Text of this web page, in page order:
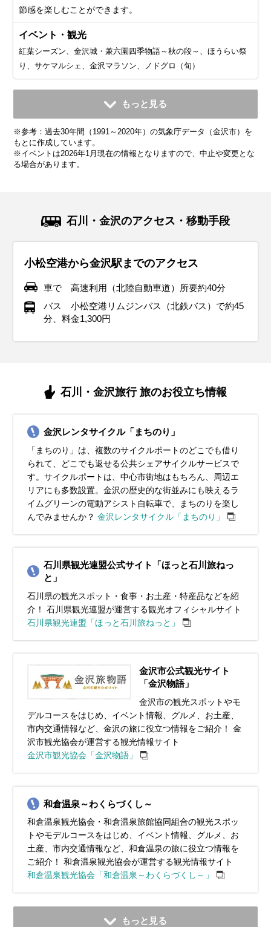
節感を楽しむことができます。
イベント・観光
紅葉シーズン、金沢城・兼六園四季物語～秋の段～、ほうらい祭
り、サケマルシェ、金沢マラソン、ノドグロ（旬）
11月
平均気温・降水量
11.9℃ 250.8mm
気候・服装
11月の金沢は紅葉が見頃を迎え、秋らしい景色が広がる季節
ジャケットがぴったりで、インナーにはセーターやタートル
ネックを合わせて体をしっかり温めましょう。足元にはブー
ツを選んで、寒さから守りながら観光中も快適に過ごせま
す。観光地では冷えを感じることもあるので、ストールや手
袋を携帯しておくと安心です。秋の北陸地方ならではの美し
い庭園や茶屋街を訪れる際には、季節感を意識したスタイリ
紅葉シーズン、かに漁解禁、兼六園の雪吊り、金沢城・兼六園四
季物語～秋の段～、加賀友禅まつり、輪島かにまつり、近江町市
場かにまつり、香箱ガニ（漁期）、加能ガニ（漁期）、寒ブリ
（旬）、ノドグロ（旬）
12月
平均気温・降水量
6.8℃ 301.1mm
気候・服装
12月の金沢は冬本番。平均気温は8℃前後で、最低気温が0℃
テックやフリース素材を取り入れると、寒い日でも快適に過
ごせます。手袋やマフラー、帽子などの防寒小物も忘れずに
準備してください。降雪がある場合には、防水性の高いブー
ツと滑りにくいソールを選ぶことが大切です。冬のイルミネ
ーションや伝統的な年末行事を楽しむためには、温かさと動
きやすさを兼ね備えた服装がポイントです。
ト、土塀こも掛け作業、香箱ガニ（漁期）、加能ガニ（漁期）、
1月
平均気温・降水量
4.0℃ 256.0mm
気候・服装
1月の金沢は寒さが厳しい季節です。平均気温は約4℃で、最
手のコートやダウンジャケットが必須。足元には防水性のあ
る滑りにくいソールのブーツがおすすめです。インナーには
ヒートテックやフリース素材を取り入れて、しっかり重ね着
を。手袋、マフラー、帽子などの小物も忘れずに準備して、
寒さに負けず快適に過ごしましょう。
寒ブリ（旬）、甘エビ（旬）、ころ柿（旬）
2月
平均気温・降水量
4.2℃ 162.6mm
気候・服装
2月の金沢は平均気温は5℃程度ですが、雪が多いので防水対
や厚手のセーターでしっかり保温を。北陸地方は風が強い日
も多いので、風を通しにくい素材のコートを選ぶとさらに快
適です。屋外観光では重ね着で体温調整しやすい服装がおす
すめ。雪道で滑らないアイテムがあれば、街歩きも安心して
楽しめます。
（旬）、甘エビ（旬）、七尾産牡蠣（旬）、ころ柿（旬）
3月
平均気温・降水量
7.3℃ 157.2mm
気候・服装
3月の金沢は冬から春への移り変わりを感じる季節。平均気
すめ。インナーには厚手のセーターや長袖シャツを着て、日
中はカーディガンなどで調整できると便利です。また、雨が
降る日が多いので、防水性のある靴や折りたたみ傘を持って
おくと安心。春の訪れを楽しめる庭園や街歩きには、動きや
すい服装で出かけましょう。
産牡蠣（旬）
4月
平均気温・降水量
12.6℃ 143.9mm
気候・服装
4月の金沢は春本番！桜が咲き誇り、暖かい日が増える季節
シャツを合わせて、朝晩の寒さ対策にカーディガンを持ち歩
くと安心です。観光でたくさん歩くことを考えて、履き心地
の良いスニーカーがおすすめ。雨が降る日もあるので、防水
性のある靴や傘を準備しておくと快適に過ごせます。
5月
平均気温・降水量
17.7℃ 138.0mm
気候・服装
5月の金沢は春から初夏への移り変わりを感じる季節です。
晩の涼しさには軽く羽織れるアイテムが便利です。半袖シャ
ツや薄手のパンツを取り入れた軽やかなコーデで、観光も快
適に楽しめます。晴れた日が多いですが、急な雨に備えて折
りたたみ傘を持っておくと安心です。観光でたくさん歩く場
合は、クッション性のあるスニーカーを履いて足元も快適
に。
の段～、青柏祭（七尾市）、浅野川鯉流し
6月
平均気温・降水量
21.6℃ 170.3mm
気候・服装
6月の金沢は梅雨入りし、雨の日が多くなります。平均気温
ツを基本に、必要に応じて軽めのジャケットを羽織ると便利
です。雨対策として、防水性のあるジャケットやレインコー
トを持参すると安心。靴は防水加工されたスニーカーやレイ
ンシューズを選ぶと、雨の日でも快適に観光を楽しめます。
さらに、屋外観光の際は荷物が濡れないように防水バッグも
用意しておくと安心です。
路ホタル観賞の夕べ、金沢城・兼六園四季物語～初夏の段～、山
7月
平均気温・降水量
25.8℃ 233.4mm
気候・服装
7月の金沢は夏本番！平均気温は25℃〜30℃とかなり暑く、
て、帽子やサングラス、日焼け止めをしっかり使いましょ
う。ただし、冷房が効いた屋内や公共交通機関では寒く感じ
ることがあるので、薄手のカーディガンやストールを持ち歩
くと便利です。足元には通気性の良いサンダルや軽量スニー
カーを選んで、長時間の散策でも快適に過ごせます。夜は花
火大会などのイベントが多いので、軽めの羽織ものを用意し
海水浴シーズン、大聖寺灯ろう流し、あばれ祭、七尾祇園祭、山
代大田楽、能登岩ガキ（旬）
もっと見る
※参考：過去30年間（1991～2020年）の気象庁データ（金沢市）を
もとに作成しています。
※イベントは2026年1月現在の情報となりますので、中止や変更とな
る場合があります。
石川・金沢のアクセス・移動手段
小松空港から金沢駅までのアクセス
車で 高速利用（北陸自動車道）所要約40分
バス 小松空港リムジンバス（北鉄バス）で約45
分、料金1,300円
石川・金沢旅行 旅のお役立ち情報
金沢レンタサイクル「まちのり」
「まちのり」は、複数のサイクルポートのどこでも借り
られて、どこでも返せる公共シェアサイクルサービスで
す。サイクルポートは、中心市街地はもちろん、周辺エ
リアにも多数設置。金沢の歴史的な街並みにも映えるラ
イムグリーンの電動アシスト自転車で、まちのりを楽し
んでみませんか？ 金沢レンタサイクル「まちのり」
石川県観光連盟公式サイト「ほっと石川旅ねっ
と」
石川県の観光スポット・食事・お土産・特産品などを紹
介！ 石川県観光連盟が運営する観光オフィシャルサイト
石川県観光連盟「ほっと石川旅ねっと」
金沢市公式観光サイト
「金沢物語」
金沢市の観光スポットやモ
デルコースをはじめ、イベント情報、グルメ、お土産、
市内交通情報など、金沢の旅に役立つ情報をご紹介！ 金
沢市観光協会が運営する観光情報サイト
金沢市観光協会「金沢物語」
和倉温泉～わくらづくし～
和倉温泉観光協会・和倉温泉旅館協同組合の観光スポッ
トやモデルコースをはじめ、イベント情報、グルメ、お
土産、市内交通情報など、和倉温泉の旅に役立つ情報を
ご紹介！ 和倉温泉観光協会が運営する観光情報サイト
和倉温泉観光協会「和倉温泉～わくらづくし～」
もっと見る